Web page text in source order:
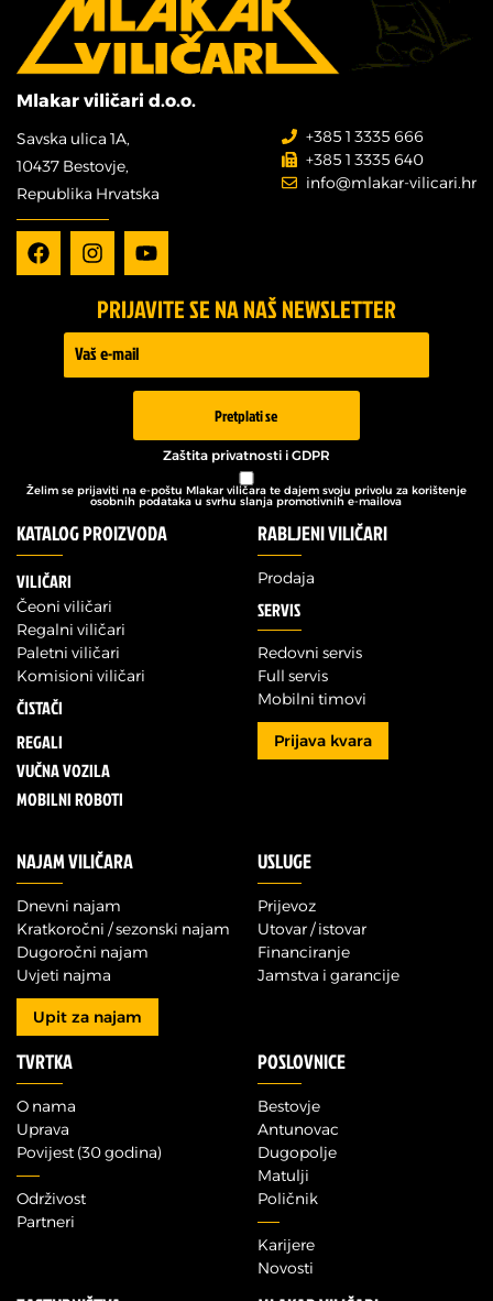
Mlakar viličari d.o.o.
Savska ulica 1A,
10437 Bestovje,
Republika Hrvatska
+385 1 3335 666
+385 1 3335 640
info@mlakar-vilicari.hr
PRIJAVITE SE NA NAŠ NEWSLETTER
Prijava -
Pretplati se
Zaštita privatnosti i GDPR
Želim se prijaviti na e-poštu Mlakar viličara te dajem svoju privolu za korištenje
osobnih podataka u svrhu slanja promotivnih e-mailova
KATALOG PROIZVODA
VILIČARI
Čeoni viličari
Regalni viličari
Paletni viličari
Komisioni viličari
ČISTAČI
REGALI
VUČNA VOZILA
MOBILNI ROBOTI
RABLJENI VILIČARI
Prodaja
SERVIS
Redovni servis
Full servis
Mobilni timovi
Prijava kvara
NAJAM VILIČARA
Dnevni najam
Kratkoročni / sezonski najam
Dugoročni najam
Uvjeti najma
Upit za najam
USLUGE
Prijevoz
Utovar / istovar
Financiranje
Jamstva i garancije
TVRTKA
O nama
Uprava
Povijest (30 godina)
Održivost
Partneri
POSLOVNICE
Bestovje
Antunovac
Dugopolje
Matulji
Poličnik
Karijere
Novosti